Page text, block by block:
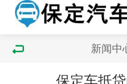
新闻中
保定车抵